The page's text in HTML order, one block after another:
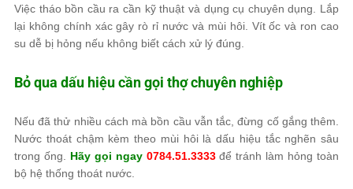
Việc tháo bồn cầu ra cần kỹ thuật và dụng cụ chuyên dụng. Lắp
lại không chính xác gây rò rỉ nước và mùi hôi. Vít ốc và ron cao
su dễ bị hỏng nếu không biết cách xử lý đúng.
Bỏ qua dấu hiệu cần gọi thợ chuyên nghiệp
Nếu đã thử nhiều cách mà bồn cầu vẫn tắc, đừng cố gắng thêm.
Nước thoát chậm kèm theo mùi hôi là dấu hiệu tắc nghẽn sâu
trong ống. Hãy gọi ngay 0784.51.3333để tránh làm hỏng toàn
bộ hệ thống thoát nước.